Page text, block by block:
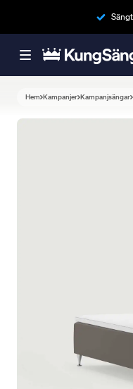
Hem Kampanjer Kampanjsängar